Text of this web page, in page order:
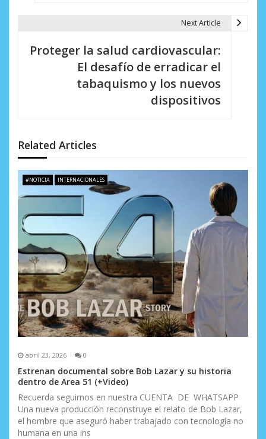
ó
n
d
e
e
n
t
r
a
d
a
s
Next Article
Proteger la salud cardiovascular:
El desafío de erradicar el
tabaquismo y los nuevos
dispositivos
Related Articles
#NOTICIA INTERNACIONALES
abril 23, 2026 0
Estrenan documental sobre Bob Lazar y su historia
dentro de Area 51 (+Video)
Recuerda seguirnos en nuestra CUENTA DE WHATSAPP
Una nueva producción reconstruye el relato de Bob Lazar,
el hombre que aseguró haber trabajado con tecnología no
humana en una ins